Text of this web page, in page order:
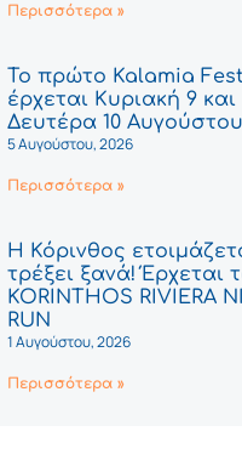
Περισσότερα »
Το πρώτο Kalamia
έρχεται Κυριακή 9 και
Δευτέρα 10 Αυγούστου
5 Αυγούστου, 2026
Περισσότερα »
Η Κόρινθος
τρέξει ξανά! Έρχεται
KORINTHOS RIVIERA
RUN
1 Αυγούστου, 2026
Περισσότερα »